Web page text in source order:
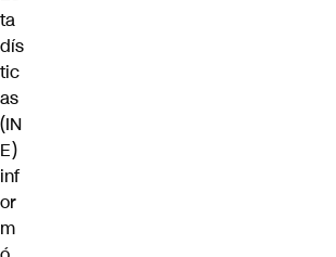
ta
dís
tic
as
(IN
E)
inf
or
m